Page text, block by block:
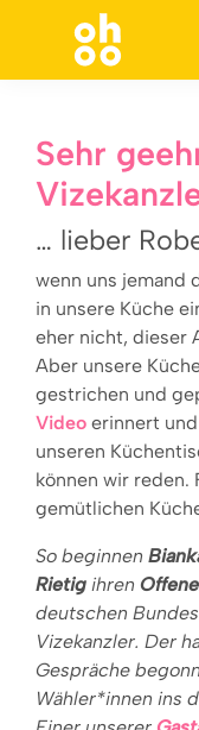
Sehr
… lieber
wenn uns jemand
in unsere Küche
eher nicht, dieser
Aber unsere
gestrichen und
Video erinnert
unseren
können wir reden.
gemütlic­hen
So beginnen
Rietig ihren
deutschen
Vizekanzler. Der
Gespräche
Wähler*innen ins